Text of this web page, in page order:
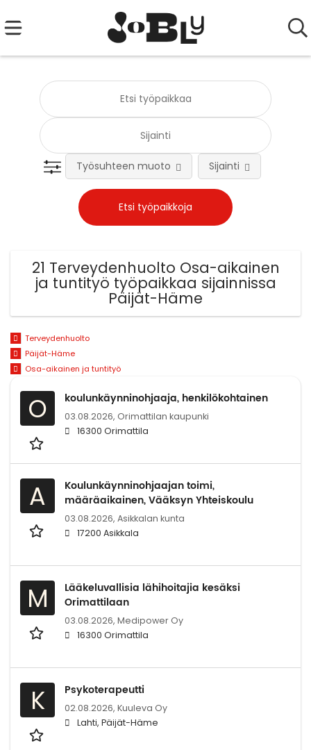
Työsuhteen muoto Sijainti
21 Terveydenhuolto Osa-aikainen
ja tuntityö työpaikkaa sijainnissa
Päijät-Häme
Terveydenhuolto
Päijät-Häme
Osa-aikainen ja tuntityö
O koulunkäynninohjaaja, henkilökohtainen
03.08.2026, Orimattilan kaupunki
16300 Orimattila
A
Koulunkäynninohjaajan toimi,
määräaikainen, Vääksyn Yhteiskoulu
03.08.2026, Asikkalan kunta
17200 Asikkala
M
Lääkeluvallisia lähihoitajia kesäksi
Orimattilaan
03.08.2026, Medipower Oy
16300 Orimattila
K Psykoterapeutti
02.08.2026, Kuuleva Oy
Lahti, Päijät-Häme